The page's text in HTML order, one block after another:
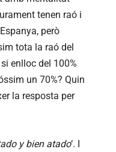
tenen raó i
però
tota la raó del
enlloc del 100%
un 70%? Quin
la resposta per
y bien atado‘. I